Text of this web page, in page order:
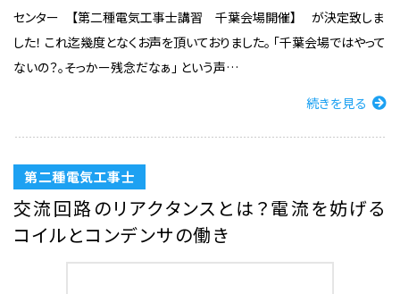
センター 【第二種電気工事士講習 千葉会場開催】 が決定致しま
した！ これ迄幾度となくお声を頂いておりました。 「千葉会場ではやって
ないの？。そっかー残念だなぁ」 という声…
続きを見る
第二種電気工事士
交流回路のリアクタンスとは？電流を妨げる
コイルとコンデンサの働き